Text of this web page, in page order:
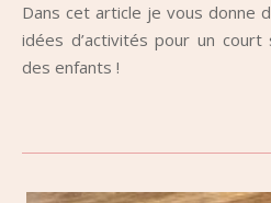
Dans cet article je vous donne des conseils, bons plans et
idées d’activités pour un court
des enfants !